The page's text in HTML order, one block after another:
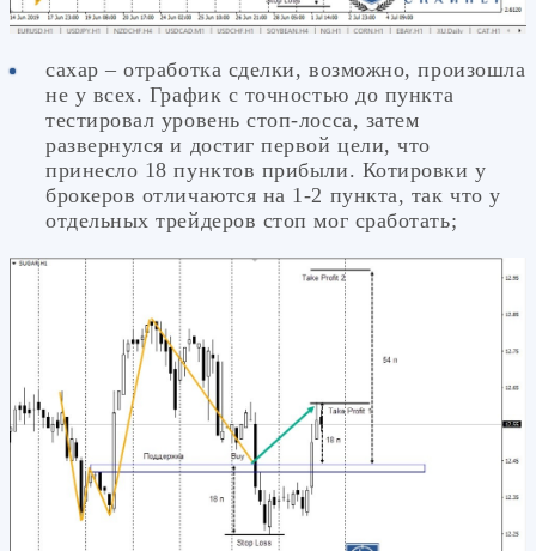
сахар – отработка сделки, возможно, произошла
не у всех. График с точностью до пункта
тестировал уровень стоп-лосса, затем
развернулся и достиг первой цели, что
принесло 18 пунктов прибыли. Котировки у
брокеров отличаются на 1-2 пункта, так что у
отдельных трейдеров стоп мог сработать;